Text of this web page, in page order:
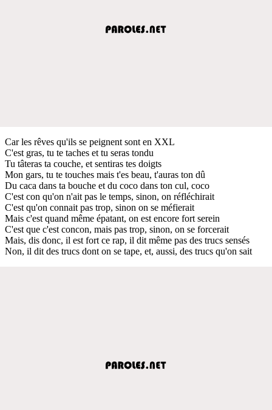
Car les rêves qu'ils se peignent sont en XXL
C'est gras, tu te taches et tu seras tondu
Tu tâteras ta couche, et sentiras tes doigts
Mon gars, tu te touches mais t'es beau, t'auras ton dû
Du caca dans ta bouche et du coco dans ton cul, coco
C'est con qu'on n'ait pas le temps, sinon, on réfléchirait
C'est qu'on connait pas trop, sinon on se méfierait
Mais c'est quand même épatant, on est encore fort serein
C'est que c'est concon, mais pas trop, sinon, on se forcerait
Mais, dis donc, il est fort ce rap, il dit même pas des trucs sensés
Non, il dit des trucs dont on se tape, et, aussi, des trucs qu'on sait